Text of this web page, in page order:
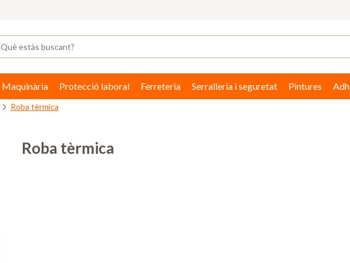
Maquinària Protecció laboral Ferreteria Serralleria i seguretat Pintures
Roba tèrmica
Roba tèrmica